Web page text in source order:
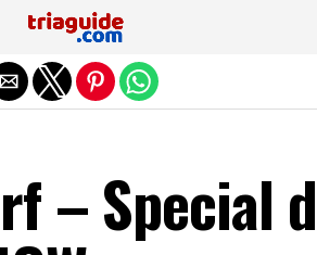
– Special
Version verlassen